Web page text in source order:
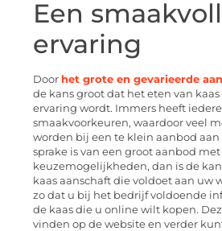
Een
ervaring
Door het grote en gevarieerde
de kans groot dat het eten van
ervaring wordt. Immers heeft
smaakvoorkeuren, waardoor veel
worden bij een te klein aanbod aan
sprake is van een groot aanbod
keuzemogelijkheden, dan is de
kaas aanschaft die voldoet aan uw
zo dat u bij het bedrijf voldoende
de kaas die u online wilt kopen.
vinden op de website en verder